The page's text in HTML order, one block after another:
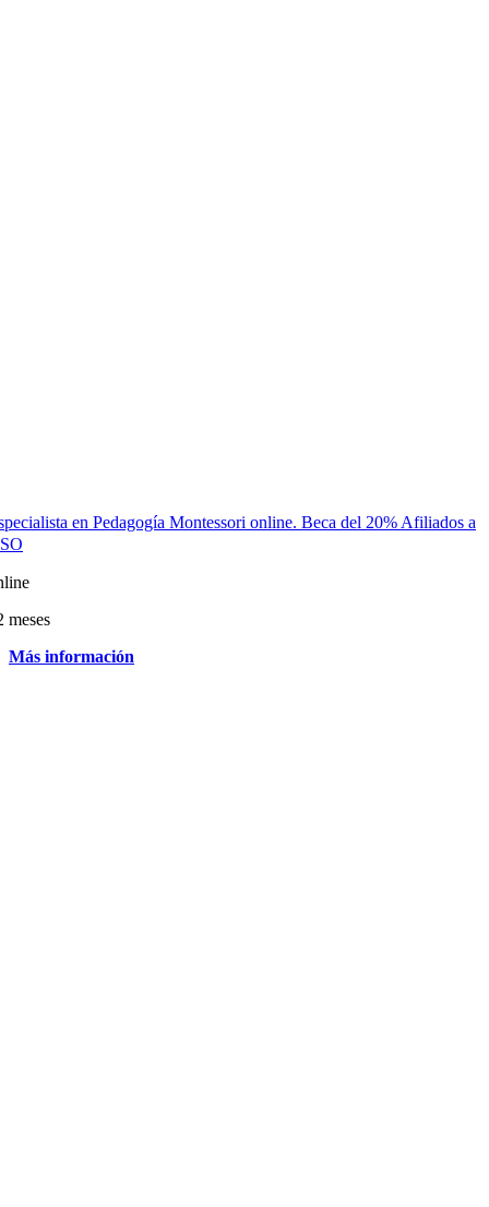
en Pedagogía Montessori online. Beca del 20% Afiliados a
meses
Más información